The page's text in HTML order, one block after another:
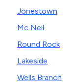
Jonestown
Mc Neil
Round Rock
Lakeside
Wells Branch